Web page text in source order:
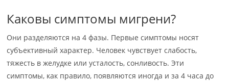
Каковы симптомы мигрени?
Они разделяются на 4 фазы. Первые симптомы носят
субъективный характер. Человек чувствует слабость,
тяжесть в желудке или усталость, сонливость. Эти
симптомы, как правило, появляются иногда и за 4 часа до